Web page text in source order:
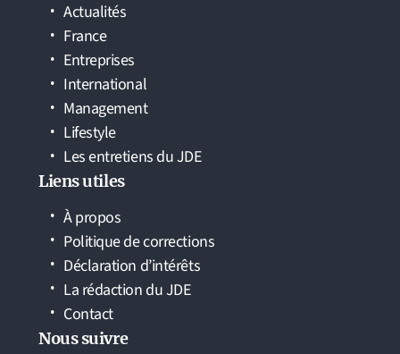
Actualités
France
Entreprises
International
Management
Lifestyle
Les entretiens du JDE
Liens utiles
À propos
Politique de corrections
Déclaration d’intérêts
La rédaction du JDE
Contact
Nous suivre